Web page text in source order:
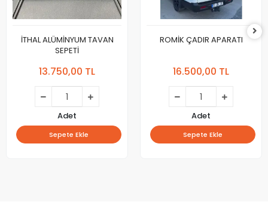
İTHAL ALÜMİNYUM TAVAN
SEPETİ
13.750,00 TL
Adet
Sepete Ekle
ROMİK ÇADIR APARATI
16.500,00 TL
Adet
Sepete Ekle